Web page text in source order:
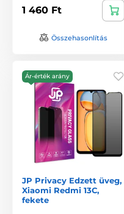
1 460 Ft
Összehasonlítás
Ár-érték arány
JP Privacy Edzett üveg,
Xiaomi Redmi 13C,
fekete